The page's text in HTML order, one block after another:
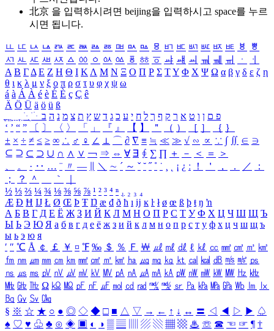
北京 을 입력하시려면 beijing을 입력하시고 space를 누르
시면 됩니다.
ㅥ ㅦ ㅧ ㅨ ㅩ ㅪ ㅫ ㅬ ㅭ ㅮ ㅯ ㅰ ㅱ ㅲ ㅳ ㅴ ㅵ ㅶ ㅷ ㅸ
ㅹ
ㅺ ㅻ ㅼ ㅽ ㅾ ㅿ ㆀ ㆁ ㆂ ㆃ ㆄ ㆅ ㆆ ㆇ ㆈ ㆉ ㆊ ㆋ ㆌ ㆍ
ㆎ
Α Β ΓΔ Ε Ζ Η Θ Ι ΚΛ Μ Ν Ξ Ο Π Ρ Σ ΤΥ Φ Χ Ψ Ω α β γ δ ε ζ η
θ ι κ λ μ ν ξ ο π ρ σ τ υ φ χ ψ ω
á à Á À é è É È ç Ç ê
Ä Ö Ü ä ö ü ß
ִֶֹ ֻּ ׁׂ פ ם ן ו ט א ר ק ף ך ל ח י ע כ ג ד ש ץ ת צ מ נ ה ב
‘ ’ “ ” 〔 〕 〈 〉 「 」 『 』 【 】 ＂ （ ） ［ ］ ｛ ｝
± × ÷ ≠ ≤ ≥ ∞ ∴ ♂ ♀ ∠ ⊥ ⌒ ∂ ∇ ≡ ≒ ≪ ≫ √ ∽ ∝ ∵ ∫ ∬ ∈ ∋
⊆ ⊇ ⊂ ⊃ ∪ ∩ ∧ ∨ ￢ ⇒ ⇔ ∀ ∃ ∮ ∑ ∏ ＋ － ＜ ＝
＞
、
。 · ‥ … ¨ 〃 ― ＼ ∼ ´ ～ ˇ ˘ ˝ ˚ ˙ ¸ ¡ ¿ ː ！ ＇ ， ． ／
：
；
？ ＾ ｀
½ ⅓ ⅔ ¼ ¾ ⅛ ⅜ ⅝ ⅞ ¹ ² ³ ⁴ ⁿ ₁ ₂ ₃ ₄
Æ Ð Ħ Ĳ Ł Ø Œ Þ Ŧ Ŋ æ đ ð ħ ı ĳ ĸ ŀ ł ø œ ß þ ŧ ŋ ŉ
А Б В Г Д Е Ё Ж З И Й К Л М Н О П Р С Т У Ф Х Ц Ч Ш Щ Ъ
Ы Ь Э Ю Я а б в г д е ё ж з и й к л м н о п р с т у ф х ц ч ш щ ъ
ы ь э ю я
′ ″ ℃ Å ￠ ￡ ￥ ¤ ℉ ‰ ＄ ％ Ｆ ￦ ㎕ ㎖ ㎗ ℓ ㎘ ㏄ ㎣ ㎤ ㎥ ㎦
㎙ ㎚ ㎛ ㎜ ㎝ ㎞ ㎟ ㎠ ㎡ ㎢ ㏊ ㎍ ㎎ ㎏ ㏏ ㎈ ㎉ ㏈ ㎧ ㎨ ㎰
㎱ ㎲ ㎳ ㎴ ㎵ ㎶ ㎷ ㎸ ㎹ ㎀ ㎁ ㎂ ㎃ ㎄ ㎺ ㎻ ㎽ ㎾ ㎿ ㎐ ㎑
㎒ ㎓ ㎔ Ω ㏀ ㏁ ㎊ ㎋ ㎌ ㏖ ㏅ ㎭ ㎮ ㎯ ㏛ ㎩ ㎪ ㎫ ㎬ ㏝ ㏐
㏓
㏃ ㏉ ㏜ ㏆
§ ※ ☆ ★ ○ ● ◎ ◇ ◆ □ ■ △ ▽ → ← ↑ ↓ ↔ 〓 ◁ ◀ ▷ ▶ ♤
♠ ♡ ♥ ♧ ♣ ⊙ ◈ ▣ ◐ ◑ ▒ ▤ ▨ ▧ ▦ ▩ ♨ ☏ ☎ ☜ ☞ ¶ †